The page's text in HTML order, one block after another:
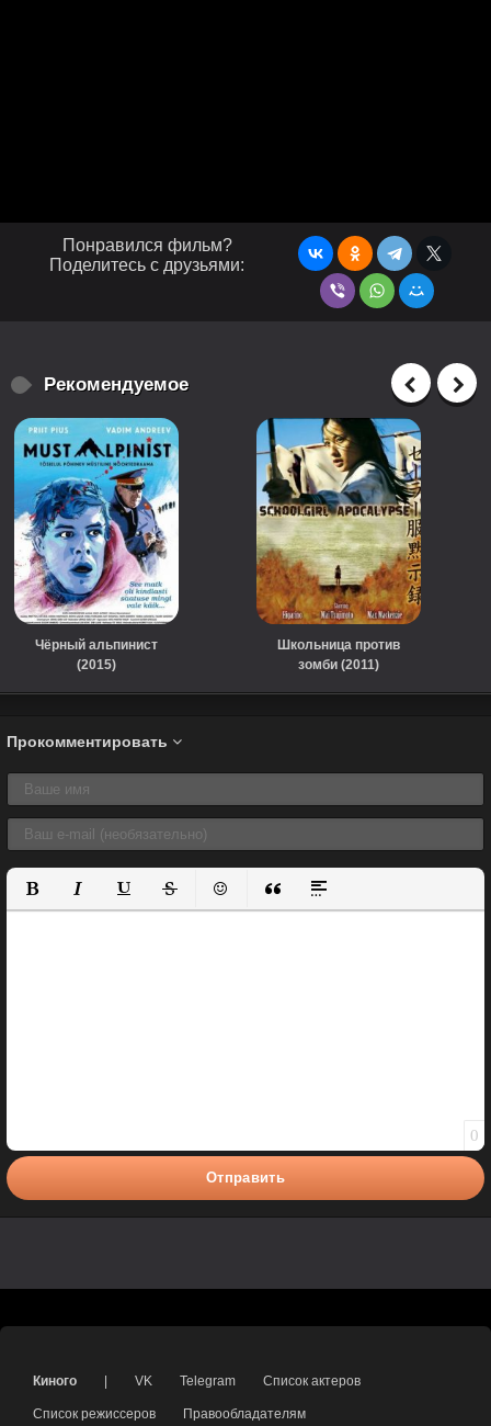
Понравился фильм?
Поделитесь с друзьями:
Рекомендуемое
Чёрный альпинист
(2015)
Школьница против
зомби (2011)
Прокомментировать
Полужирный
КурсивПодчеркнутый
ЗачеркнутыйВставить смайлик
Вставка цитаты
Вставка спойлера
0
Отправить
Киного VK Telegram Список актеров
Список режиссеров Правообладателям